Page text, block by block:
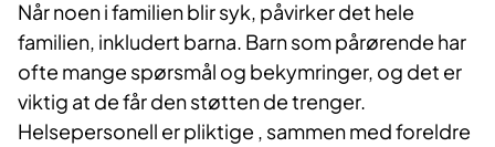
Når noen i familien blir syk, påvirker det hele
familien, inkludert barna. Barn sompårørende har
ofte mange spørsmål og bekymringer, og det er
viktig at de får denstøtten de trenger.
Helsepersonell er pliktige , sammen med foreldre